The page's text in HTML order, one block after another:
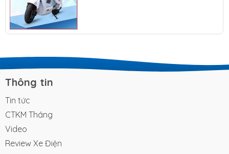
1. Tổng quan về xe máy
điện M133 R3
là phiên bản nâng cấp hoàn hảo từ dòng
– mẫu xe từng nhận được nhiều sự quan
tâm nhờ thiết kế thể thao và tính thực dụng cao.
Thay vì thay đổi toàn diện, Yaka Bike lựa chọn hướng
đi an toàn nhưng hiệu quả là giữ lại những điểm
mạnh đã làm nên thành công của R2, đồng thời tinh
với nhu cầu sử dụng thực tế hiện nay.
Thông tin
Tin tức
CTKM Tháng
Video
Review Xe Điện